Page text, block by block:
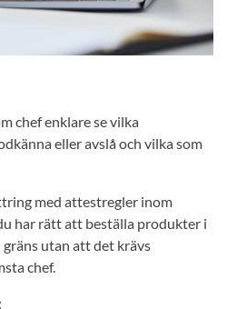
chef enklare se vilka
eller avslå och vilka som
med attestregler inom
har rätt att beställa produkter i
utan att det krävs
chef.